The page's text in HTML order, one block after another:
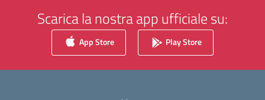
Scarica la nostra app ufficiale su:
App Store Play Store